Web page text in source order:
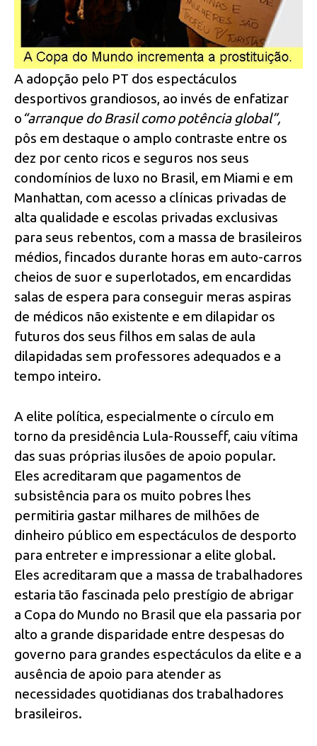
A adopção pelo PT dos espectáculos
desportivos grandiosos, ao invés de enfatizar
o“arranque do Brasil como potência global”,
pôs em destaque o amplo contraste entre os
dez por cento ricos e seguros nos seus
condomínios de luxo no Brasil, em Miami e em
Manhattan, com acesso a clínicas privadas de
alta qualidade e escolas privadas exclusivas
para seus rebentos, com a massa de brasileiros
médios, fincados durante horas em auto-carros
cheios de suor e superlotados, em encardidas
salas de espera para conseguir meras aspiras
de médicos não existente e em dilapidar os
futuros dos seus filhos em salas de aula
dilapidadas sem professores adequados e a
tempo inteiro.
A elite política, especialmente o círculo em
torno da presidência Lula-Rousseff, caiu vítima
das suas próprias ilusões de apoio popular.
Eles acreditaram que pagamentos de
subsistência para os muito pobres lhes
permitiria gastar milhares de milhões de
dinheiro público em espectáculos de desporto
para entreter e impressionar a elite global.
Eles acreditaram que a massa de trabalhadores
estaria tão fascinada pelo prestígio de abrigar
a Copa do Mundo no Brasil que ela passaria por
alto a grande disparidade entre despesas do
governo para grandes espectáculos da elite e a
ausência de apoio para atender as
necessidades quotidianas dos trabalhadores
brasileiros.